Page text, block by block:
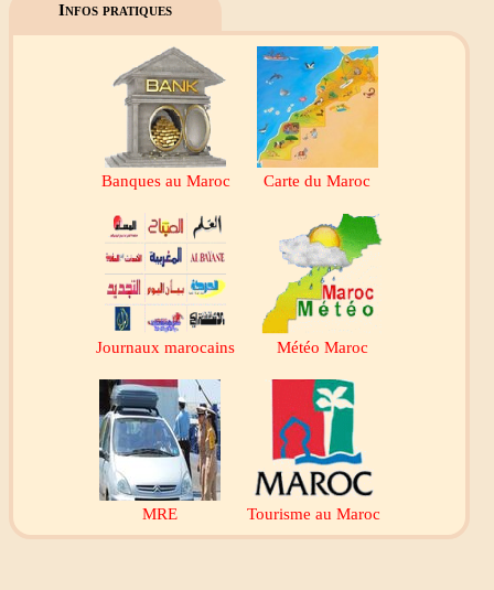
Infos pratiques
Banques au Maroc Carte du Maroc
Journaux marocains Météo Maroc
MRE Tourisme au Maroc